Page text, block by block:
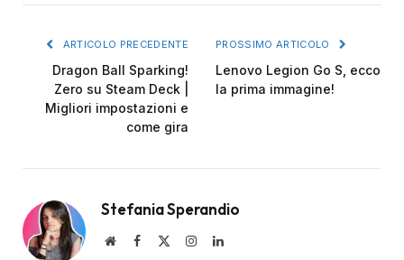
ARTICOLO PRECEDENTE
Dragon Ball Sparking!
Zero su Steam Deck |
Migliori impostazioni e
come gira
PROSSIMO ARTICOLO
Lenovo Legion Go S, ecco
la prima immagine!
Stefania Sperandio
WebsiteFacebook InstagramLinkedIn